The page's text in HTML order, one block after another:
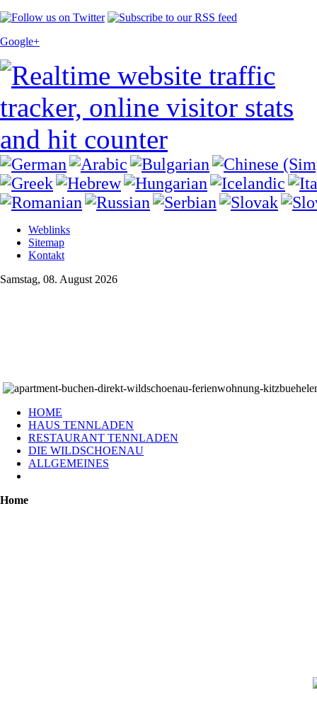
Google+
Weblinks
Sitemap
Kontakt
Samstag, 08. August 2026
HOME
HAUS TENNLADEN
RESTAURANT TENNLADEN
DIE WILDSCHOENAU
ALLGEMEINES
Home